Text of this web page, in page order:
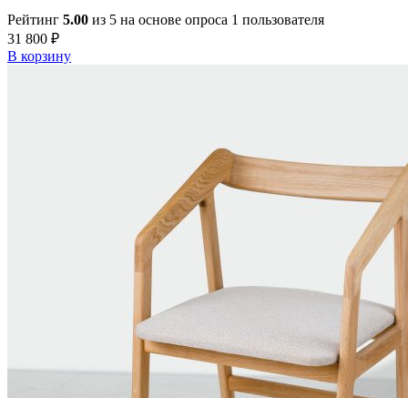
Рейтинг 5.00 из 5 на основе опроса 1 пользователя
31 800 ₽
В корзину